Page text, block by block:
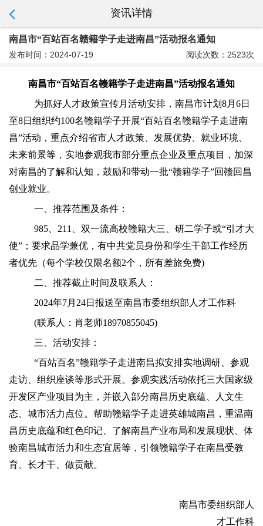
资讯详情
南昌市“百站百名赣籍学子走进南昌”活动报名通知
发布时间：2024-07-19 阅读次数：2523次
南昌市“百站百名赣籍学子走进南昌”活动报名通知
为抓好人才政策宣传月活动安排，南昌市计划8月6日
至8日组织约100名赣籍学子开展“百站百名赣籍学子走进南
昌”活动，重点介绍省市人才政策、发展优势、就业环境、
未来前景等，实地参观我市部分重点企业及重点项目，加深
对南昌的了解和认知，鼓励和带动一批“赣籍学子”回赣回昌
创业就业。
一、推荐范围及条件：
985、211、双一流高校赣籍大三、研二学子或“引才大
使”；要求品学兼优，有中共党员身份和学生干部工作经历
者优先（每个学校仅限名额2个，所有差旅免费)
二、推荐截止时间及联系人：
2024年7月24日报送至南昌市委组织部人才工作科
(联系人：肖老师18970855045)
三、活动安排：
“百站百名”赣籍学子走进南昌拟安排实地调研、参观
走访、组织座谈等形式开展。参观实践活动依托三大国家级
开发区产业项目为主，并嵌入部分南昌历史底蕴、人文生
态、城市活力点位。帮助赣籍学子走进英雄城南昌，重温南
昌历史底蕴和红色印记、了解南昌产业布局和发展现状、体
验南昌城市活力和生态宜居等，引领赣籍学子在南昌受教
育、长才干、做贡献。
南昌市委组织部人
才工作科